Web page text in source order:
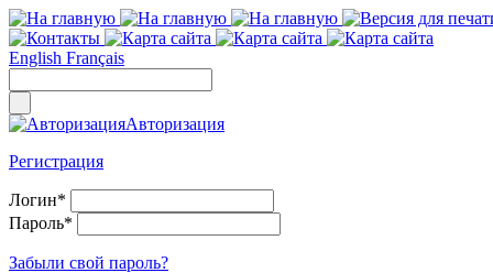
English Français
Авторизация
Регистрация
Логин*
Пароль*
Забыли свой пароль?